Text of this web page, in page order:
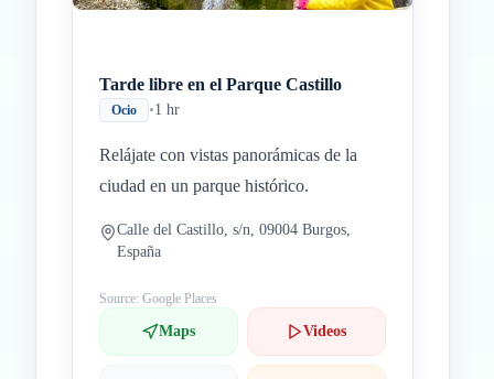
Tarde libre en el Parque Castillo
Ocio •1 hr
Relájate con vistas panorámicas de la
ciudad en un parque histórico.
Calle del Castillo, s/n, 09004 Burgos,
España
Source: Google Places
Maps Videos